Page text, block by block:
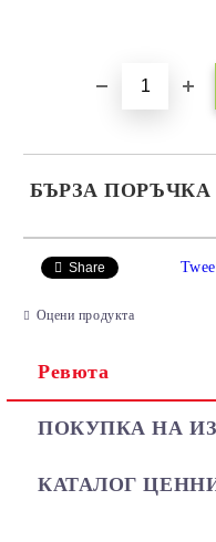
БЪРЗА ПОРЪЧКА
Ние ще се свържем с вас в
Share
Оцени продукта
Ревюта
ПОКУПКА НА
КАТАЛОГ